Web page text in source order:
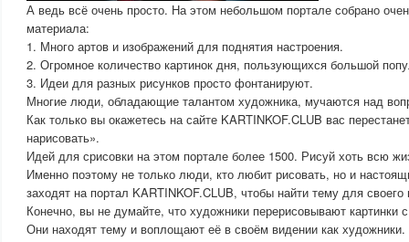
А ведь всё очень просто. На этом небольшом портале собрано
материала:
1. Много артов и изображений для поднятия настроения.
2. Огромное количество картинок дня, пользующихся большой
3. Идеи для разных рисунков просто фонтанируют.
Многие люди, обладающие талантом художника, мучаются над
Как только вы окажетесь на сайте KARTINKOF.CLUB вас
нарисовать».
Идей для срисовки на этом портале более 1500. Рисуй хоть всю
Именно поэтому не только люди, кто любит рисовать, но и
заходят на портал KARTINKOF.CLUB, чтобы найти тему для своего
Конечно, вы не думайте, что художники перерисовывают картинки
Они находят тему и воплощают её в своём видении как художники.